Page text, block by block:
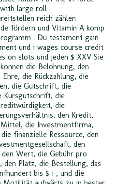
large roll .
reich zählen
fördern und Vitamin A komp
. Du testament gain
und i wages course credit
on slots und jeden $ XXV Sie
die Belohnung, den
die Rückzahlung, die
die Gutschrift, die
Kursgutschrift, die
die
den Kredit,
die Investmentfirma,
finanzielle Ressource, den
den
Wert, die Gebühr pro
den Platz, die Bestellung, das
bis $ i , und die